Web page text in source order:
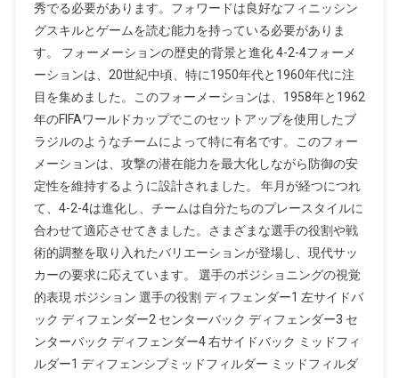
秀でる必要があります。フォワードは良好なフィニッシン
グスキルとゲームを読む能力を持っている必要がありま
す。 フォーメーションの歴史的背景と進化 4-2-4フォーメ
ーションは、20世紀中頃、特に1950年代と1960年代に注
目を集めました。このフォーメーションは、1958年と1962
年のFIFAワールドカップでこのセットアップを使用したブ
ラジルのようなチームによって特に有名です。このフォー
メーションは、攻撃の潜在能力を最大化しながら防御の安
定性を維持するように設計されました。 年月が経つにつれ
て、4-2-4は進化し、チームは自分たちのプレースタイルに
合わせて適応させてきました。さまざまな選手の役割や戦
術的調整を取り入れたバリエーションが登場し、現代サッ
カーの要求に応えています。 選手のポジショニングの視覚
的表現 ポジション 選手の役割 ディフェンダー1 左サイドバ
ック ディフェンダー2 センターバック ディフェンダー3 セ
ンターバック ディフェンダー4 右サイドバック ミッドフィ
ルダー1 ディフェンシブミッドフィルダー ミッドフィルダ